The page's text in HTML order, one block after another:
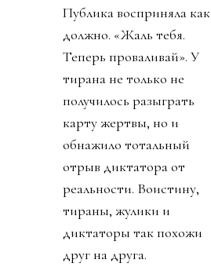
Публика восприняла как
должно. «Жаль тебя.
Теперь проваливай». У
тирана не только не
получилось разыграть
карту жертвы, но и
обнажило тотальный
отрыв диктатора от
реальности. Воистину,
тираны, жулики и
диктаторы так похожи
друг на друга.